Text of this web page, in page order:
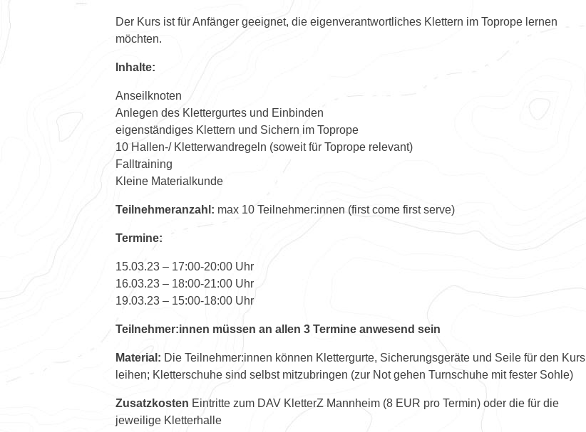
Der Kurs ist für Anfänger geeignet, die eigenverantwortliches Klettern im Toprope lernen
möchten.
Inhalte:
Anseilknoten
Anlegen des Klettergurtes und Einbinden
eigenständiges Klettern und Sichern im Toprope
10 Hallen-/ Kletterwandregeln (soweit für Toprope relevant)
Falltraining
Kleine Materialkunde
Teilnehmeranzahl: max 10 Teilnehmer:innen (first come first serve)
Termine:
15.03.23 – 17:00-20:00 Uhr
16.03.23 – 18:00-21:00 Uhr
19.03.23 – 15:00-18:00 Uhr
Teilnehmer:innen müssen an allen 3 Termine anwesend sein
Material: Die Teilnehmer:innen können Klettergurte, Sicherungsgeräte und Seile für den Kurs
leihen; Kletterschuhe sind selbst mitzubringen (zur Not gehen Turnschuhe mit fester Sohle)
Zusatzkosten Eintritte zum DAV KletterZ Mannheim (8 EUR pro Termin) oder die für die
jeweilige Kletterhalle